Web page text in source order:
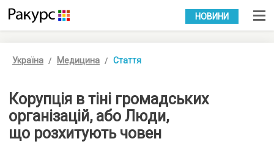
УКР РУС
НОВИНИ
Україна Медицина Стаття
Корупція в тіні громадських
організацій, або Люди,
що розхитують човен